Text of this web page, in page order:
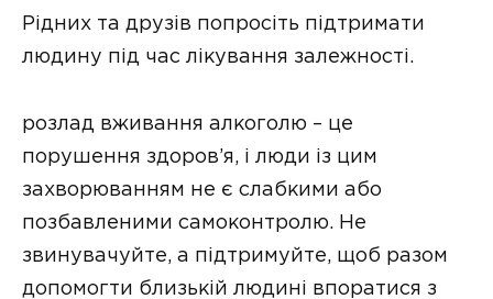
Рідних та друзів попросіть підтримати
людину під час лікування залежності.
розлад вживання алкоголю – це
порушення здоров’я, і люди із цим
захворюванням не є слабкими або
позбавленими самоконтролю. Не
звинувачуйте, а підтримуйте, щоб разом
допомогти близькій людині впоратися з